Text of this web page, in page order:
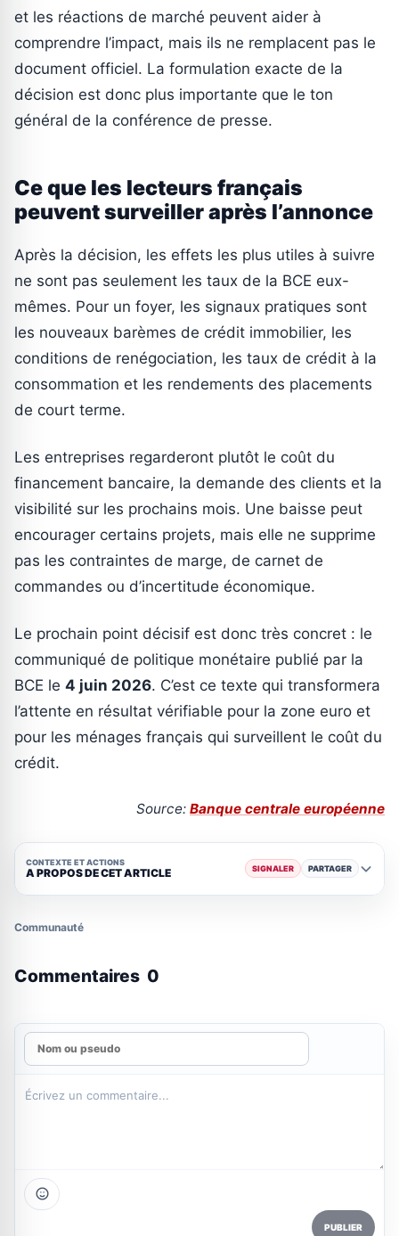
et les réactions de marché peuvent aider à
comprendre l’impact, mais ils ne remplacent pas le
document officiel. La formulation exacte de la
décision est donc plus importante que le ton
général de la conférence de presse.
Ce que les lecteurs français
peuvent surveiller après l’annonce
Après la décision, les effets les plus utiles à suivre
ne sont pas seulement les taux de la BCE eux-
mêmes. Pour un foyer, les signaux pratiques sont
les nouveaux barèmes de crédit immobilier, les
conditions de renégociation, les taux de crédit à la
consommation et les rendements des placements
de court terme.
Les entreprises regarderont plutôt le coût du
financement bancaire, la demande des clients et la
visibilité sur les prochains mois. Une baisse peut
encourager certains projets, mais elle ne supprime
pas les contraintes de marge, de carnet de
commandes ou d’incertitude économique.
Le prochain point décisif est donc très concret : le
communiqué de politique monétaire publié par la
BCE le 4 juin 2026. C’est ce texte qui transformera
l’attente en résultat vérifiable pour la zone euro et
pour les ménages français qui surveillent le coût du
crédit.
Source: Banque centrale européenne
CONTEXTE ET ACTIONS
A PROPOS DE CET ARTICLE SIGNALER PARTAGER
Communauté
Commentaires 0
PUBLIER